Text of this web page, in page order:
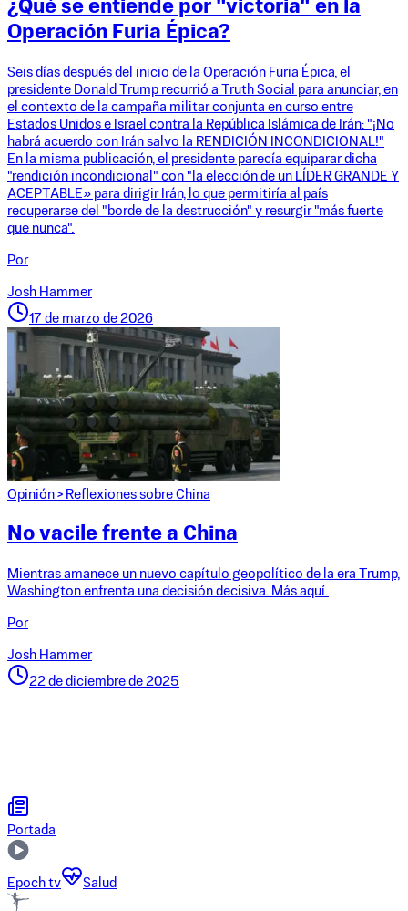
¿Qué se entiende por "victoria" en la
Operación Furia Épica?
Seis días después del inicio de la Operación Furia Épica, el
presidente Donald Trump recurrió a Truth Social para anunciar, en
el contexto de la campaña militar conjunta en curso entre
Estados Unidos e Israel contra la República Islámica de Irán: "¡No
habrá acuerdo con Irán salvo la RENDICIÓN INCONDICIONAL!"
En la misma publicación, el presidente parecía equiparar dicha
"rendición incondicional" con "la elección de un LÍDER GRANDE Y
ACEPTABLE» para dirigir Irán, lo que permitiría al país
recuperarse del "borde de la destrucción" y resurgir "más fuerte
que nunca".
Por
Josh Hammer
17 de marzo de 2026
Opinión > Reflexiones sobre China
No vacile frente a China
Mientras amanece un nuevo capítulo geopolítico de la era Trump,
Washington enfrenta una decisión decisiva. Más aquí.
Por
Josh Hammer
22 de diciembre de 2025
Portada
Epoch tv Salud